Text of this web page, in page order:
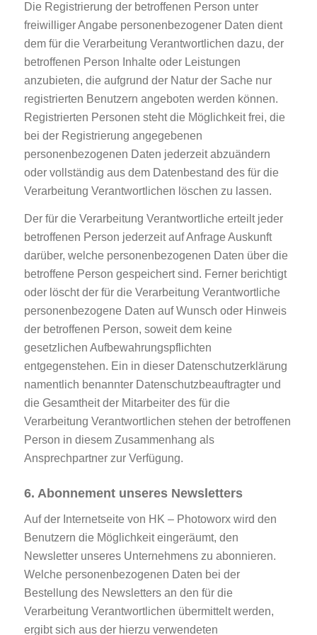
Die Registrierung der betroffenen Person unter
freiwilliger Angabe personenbezogener Daten dient
dem für die Verarbeitung Verantwortlichen dazu, der
betroffenen Person Inhalte oder Leistungen
anzubieten, die aufgrund der Natur der Sache nur
registrierten Benutzern angeboten werden können.
Registrierten Personen steht die Möglichkeit frei, die
bei der Registrierung angegebenen
personenbezogenen Daten jederzeit abzuändern
oder vollständig aus dem Datenbestand des für die
Verarbeitung Verantwortlichen löschen zu lassen.
Der für die Verarbeitung Verantwortliche erteilt jeder
betroffenen Person jederzeit auf Anfrage Auskunft
darüber, welche personenbezogenen Daten über die
betroffene Person gespeichert sind. Ferner berichtigt
oder löscht der für die Verarbeitung Verantwortliche
personenbezogene Daten auf Wunsch oder Hinweis
der betroffenen Person, soweit dem keine
gesetzlichen Aufbewahrungspflichten
entgegenstehen. Ein in dieser Datenschutzerklärung
namentlich benannter Datenschutzbeauftragter und
die Gesamtheit der Mitarbeiter des für die
Verarbeitung Verantwortlichen stehen der betroffenen
Person in diesem Zusammenhang als
Ansprechpartner zur Verfügung.
6. Abonnement unseres Newsletters
Auf der Internetseite von HK – Photoworx wird den
Benutzern die Möglichkeit eingeräumt, den
Newsletter unseres Unternehmens zu abonnieren.
Welche personenbezogenen Daten bei der
Bestellung des Newsletters an den für die
Verarbeitung Verantwortlichen übermittelt werden,
ergibt sich aus der hierzu verwendeten